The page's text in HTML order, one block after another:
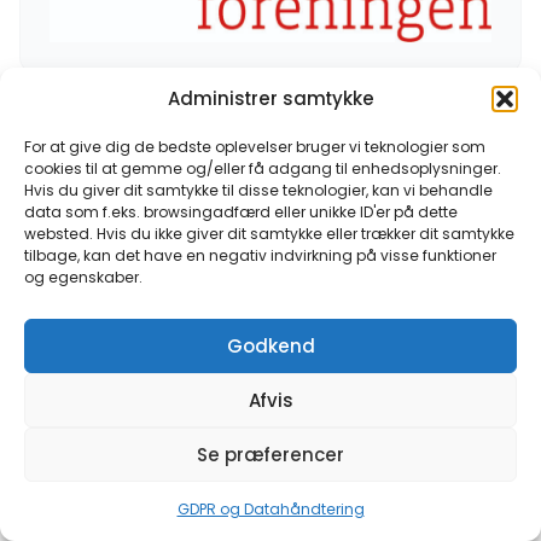
Administrer samtykke
For at give dig de bedste oplevelser bruger vi teknologier som
cookies til at gemme og/eller få adgang til enhedsoplysninger.
Hvis du giver dit samtykke til disse teknologier, kan vi behandle
data som f.eks. browsingadfærd eller unikke ID'er på dette
websted. Hvis du ikke giver dit samtykke eller trækker dit samtykke
tilbage, kan det have en negativ indvirkning på visse funktioner
og egenskaber.
Godkend
Afvis
Se præferencer
GDPR og Datahåndtering
Kontaktoplysninger
Tilbage til alle medlemmer